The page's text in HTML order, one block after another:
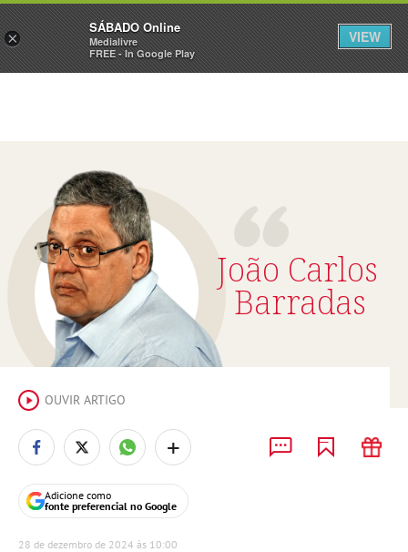
Sábado Assine Iniciar Sessão
João Carlos
Barradas
OUVIR ARTIGO
Adicione como
fonte preferencial no Google
+
28 de dezembro de 2024 às 10:00
×
SÁBADO Online
Medialivre
FREE - In Google Play
VIEW